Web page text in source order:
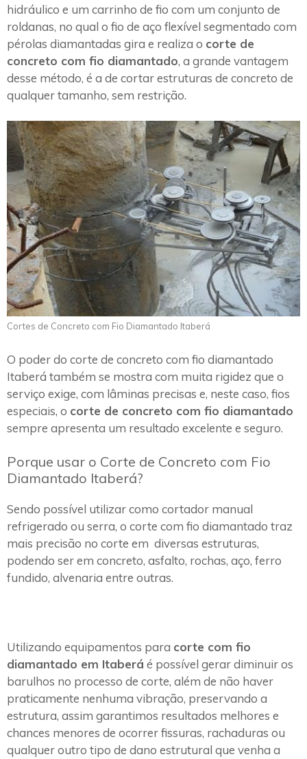
hidráulico e um carrinho de fio com um conjunto de
roldanas, no qual o fio de aço flexível segmentado com
pérolas diamantadas gira e realiza o corte de
concreto com fio diamantado, a grande vantagem
desse método, é a de cortar estruturas de concreto de
qualquer tamanho, sem restrição.
Cortes de Concreto com Fio Diamantado Itaberá
O poder do corte de concreto com fio diamantado
Itaberá também se mostra com muita rigidez que o
serviço exige, com lâminas precisas e, neste caso, fios
especiais, o corte de concreto com fio diamantado
sempre apresenta um resultado excelente e seguro.
Porque usar o Corte de Concreto com Fio
Diamantado Itaberá?
Sendo possível utilizar como cortador manual
refrigerado ou serra, o corte com fio diamantado traz
mais precisão no corte em diversas estruturas,
podendo ser em concreto, asfalto, rochas, aço, ferro
fundido, alvenaria entre outras.
Utilizando equipamentos para corte com fio
diamantado em Itaberá é possível gerar diminuir os
barulhos no processo de corte, além de não haver
praticamente nenhuma vibração, preservando a
estrutura, assim garantimos resultados melhores e
chances menores de ocorrer fissuras, rachaduras ou
qualquer outro tipo de dano estrutural que venha a